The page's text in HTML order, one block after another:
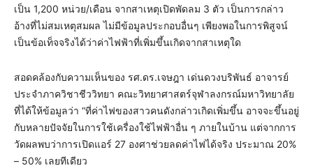
เป็น 1,200 หน่วย/เดือน จากสาเหตุเปิดพัดลม 3 ตัว เป็นการกล่าว
อ้างที่ไม่สมเหตุสมผล ไม่มีข้อมูลประกอบอื่นๆ เพียงพอในการพิสูจน์
เป็นข้อเท็จจริงได้ว่าค่าไฟฟ้าที่เพิ่มขึ้นเกิดจากสาเหตุใด
สอดคล้องกับความเห็นของ รศ.ดร.เจษฎา เด่นดวงบริพันธ์ อาจารย์
ประจำภาควิชาชีววิทยา คณะวิทยาศาสตร์จุฬาลงกรณ์มหาวิทยาลัย
ที่ได้ให้ข้อมูลว่า “ที่ค่าไฟของสาวคนดังกล่าวเกิดเพิ่มขึ้น อาจจะขึ้นอยู่
กับหลายปัจจัยในการใช้เครื่องใช้ไฟฟ้าอื่น ๆ ภายในบ้าน แต่จากการ
วัดผลพบว่าการเปิดแอร์ 27 องศาช่วยลดค่าไฟได้จริง ประมาณ 20%
– 50% เลยทีเดียว